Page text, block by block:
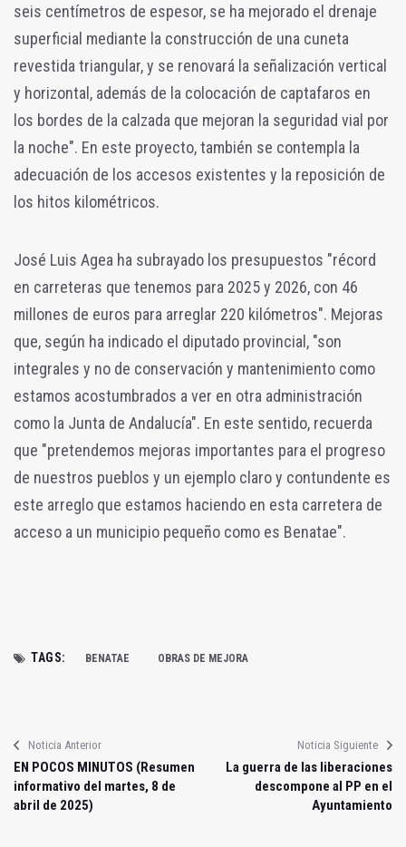
seis centímetros de espesor, se ha mejorado el drenaje
superficial mediante la construcción de una cuneta
revestida triangular, y se renovará la señalización vertical
y horizontal, además de la colocación de captafaros en
los bordes de la calzada que mejoran la seguridad vial por
la noche". En este proyecto, también se contempla la
adecuación de los accesos existentes y la reposición de
los hitos kilométricos.
José Luis Agea ha subrayado los presupuestos "récord
en carreteras que tenemos para 2025 y 2026, con 46
millones de euros para arreglar 220 kilómetros". Mejoras
que, según ha indicado el diputado provincial, "son
integrales y no de conservación y mantenimiento como
estamos acostumbrados a ver en otra administración
como la Junta de Andalucía". En este sentido, recuerda
que "pretendemos mejoras importantes para el progreso
de nuestros pueblos y un ejemplo claro y contundente es
este arreglo que estamos haciendo en esta carretera de
acceso a un municipio pequeño como es Benatae".
TAGS: BENATAE OBRAS DE MEJORA
Noticia Anterior
EN POCOS MINUTOS (Resumen
informativo del martes, 8 de
abril de 2025)
Noticia Siguiente
La guerra de las liberaciones
descompone al PP en el
Ayuntamiento